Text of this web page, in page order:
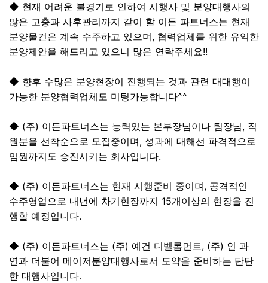
◆ 현재 어려운 불경기로 인하여 시행사 및 분양대행사의
많은 고충과 사후관리까지 같이 할 이든 파트너스는 현재
분양물건은 계속 수주하고 있으며, 협력업체를 위한 유익한
분양제안을 해드리고 있으니 많은 연락주세요!!
◆ 향후 수많은 분양현장이 진행되는 것과 관련 대대행이
가능한 분양협력업체도 미팅가능합니다^^
◆ (주) 이든파트너스는 능력있는 본부장님이나 팀장님, 직
원분을 선착순으로 모집중이며, 성과에 대해선 파격적으로
임원까지도 승진시키는 회사입니다.
◆ (주) 이든파트너스는 현재 시행준비 중이며, 공격적인
수주영업으로 내년에 차기현장까지 15개이상의 현장을 진
행할 예정입니다.
◆ (주) 이든파트너스는 (주) 예건 디벨롭먼트, (주) 인 과
연과 더불어 메이저분양대행사로서 도약을 준비하는 탄탄
한 대행사입니다.